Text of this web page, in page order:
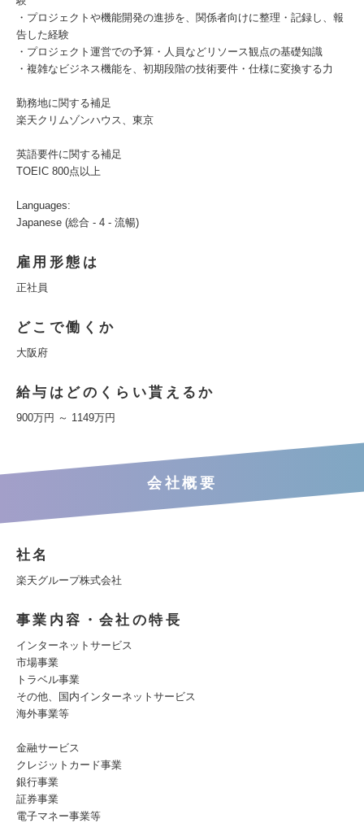
・プロジェクトや機能開発の進捗を、関係者向けに整理・記録し、報
告した経験
・プロジェクト運営での予算・人員などリソース観点の基礎知識
・複雑なビジネス機能を、初期段階の技術要件・仕様に変換する力
勤務地に関する補足
楽天クリムゾンハウス、東京
英語要件に関する補足
TOEIC 800点以上
Languages:
Japanese (総合 - 4 - 流暢)
雇用形態は
正社員
どこで働くか
大阪府
給与はどのくらい貰えるか
900万円 ～ 1149万円
会社概要
社名
楽天グループ株式会社
事業内容・会社の特長
インターネットサービス
市場事業
トラベル事業
その他、国内インターネットサービス
海外事業等
金融サービス
クレジットカード事業
銀行事業
証券事業
電子マネー事業等